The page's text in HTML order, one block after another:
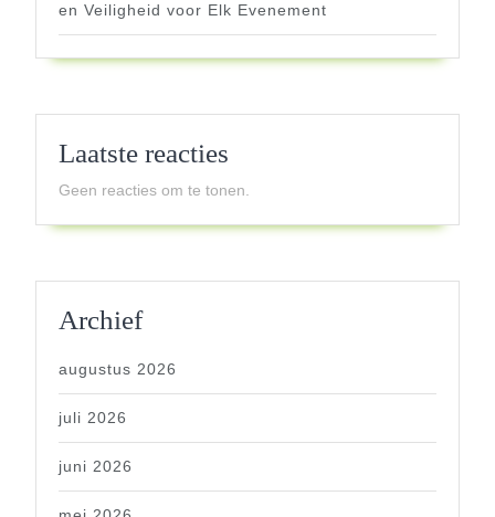
en Veiligheid voor Elk Evenement
Laatste reacties
Geen reacties om te tonen.
Archief
augustus 2026
juli 2026
juni 2026